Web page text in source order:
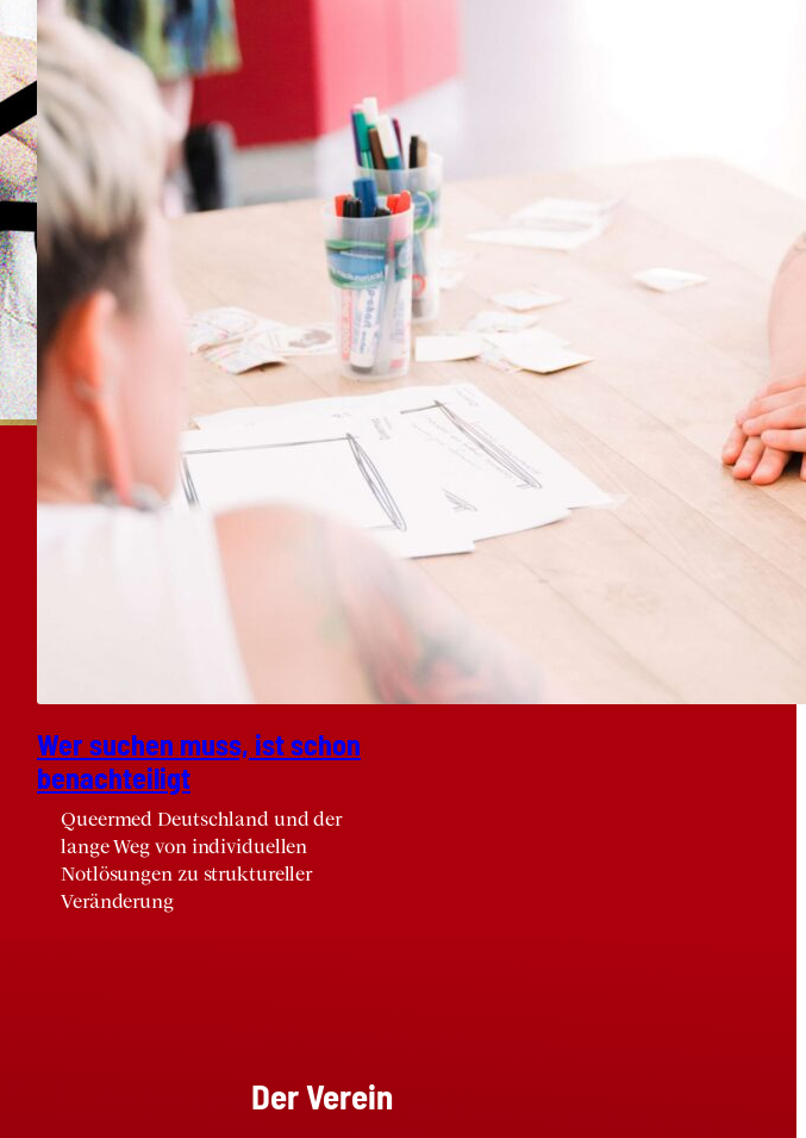
Wer suchen muss, ist schon
benach­tei­ligt
Queermed Deutschland und der
lange Weg von individuellen
Notlösungen zu struktureller
Veränderung
Der Verein